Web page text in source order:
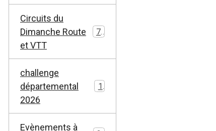
Circuits du
Dimanche Route
et VTT
73
challenge
départemental
2026
1
Evènements à